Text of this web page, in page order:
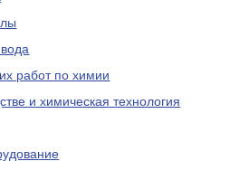
работ по химии
и химическая технология